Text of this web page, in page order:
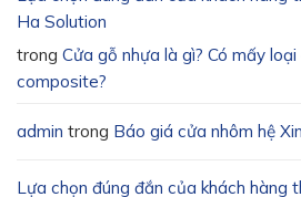
Ha Solution
trong Cửa gỗ nhựa là gì? Có mấy
composite?
admin trong Báo giá cửa nhôm hệ
Lựa chọn đúng đắn của khách hàng